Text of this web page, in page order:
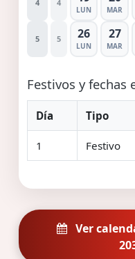
4 4
LUN MAR
5 5 26
LUN
27
MAR
Festivos y fechas
Día Tipo
1 Festivo
Ver